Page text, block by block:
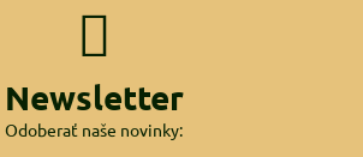
Newsletter
Odoberať naše novinky: